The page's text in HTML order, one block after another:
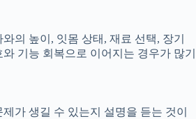
의 높이, 잇몸 상태, 재료 선택, 장기
기능 회복으로 이어지는 경우가 많기
가 생길 수 있는지 설명을 듣는 것이